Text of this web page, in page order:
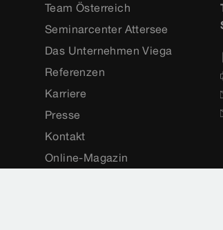
Team Österreich
Seminarcenter Attersee
Das Unternehmen Viega
Referenzen
Karriere
Presse
Kontakt
Online-Magazin